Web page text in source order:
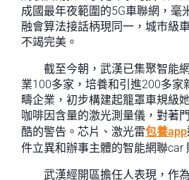
成國最年夜範圍的5G車聯網，毫
融會算法接話柄現同一，城市級
不竭完美。
截至今朝，武漢已集聚智能
業100多家，培養和引進200多家
疇企業，初步構建起籠罩車規級
咖啡因含量的激光測量儀，對著
酷的警告。芯片、激光雷包養app
件立異和辦事主體的智能網聯car
武漢經開區擔任人表現，作